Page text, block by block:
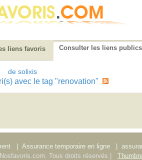
liens favoris Consulter les liens publics
de solixis
avec le tag "renovation"
Assurance temporaire en ligne
Tous droits réservés |